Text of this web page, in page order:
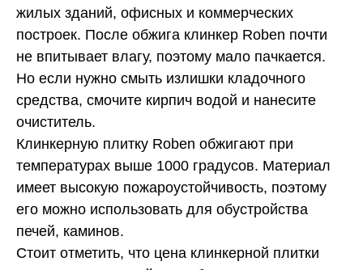
жилых зданий, офисных и коммерческих
построек. После обжига клинкер Roben почти
не впитывает влагу, поэтому мало пачкается.
Но если нужно смыть излишки кладочного
средства, смочите кирпич водой и нанесите
очиститель.
Клинкерную плитку Roben обжигают при
температурах выше 1000 градусов. Материал
имеет высокую пожароустойчивость, поэтому
его можно использовать для обустройства
печей, каминов.
Стоит отметить, что цена клинкерной плитки